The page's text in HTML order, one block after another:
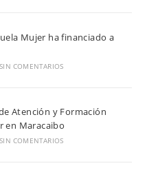
Mujer ha financiado a
SIN COMENTARIOS
Atención y Formación
en Maracaibo
SIN COMENTARIOS